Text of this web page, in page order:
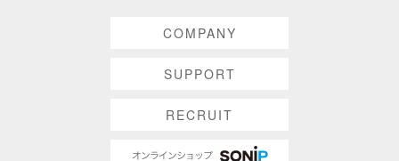
COMPANY
SUPPORT
RECRUIT